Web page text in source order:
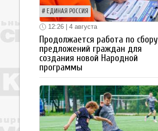
ЕДИНАЯ РОССИЯ
12:26 | 4 августа
Продолжается работа по сбору
предложений граждан для
создания новой Народной
программы